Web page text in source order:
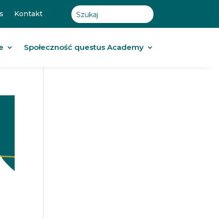
Kontakt
Społeczność questus Academy